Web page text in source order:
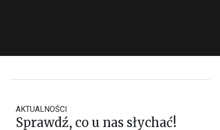
AKTUALNOŚCI
Sprawdź, co u nas słychać!